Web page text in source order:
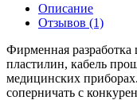
Описание
Отзывов (1)
Фирменная
пластилин, кабель
медицинских
соперничать с